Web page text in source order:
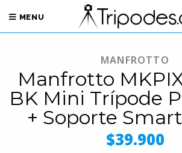
MENU
MANFROTTO
Manfrotto
BK Mini Trípode
+ Soporte
$39.900